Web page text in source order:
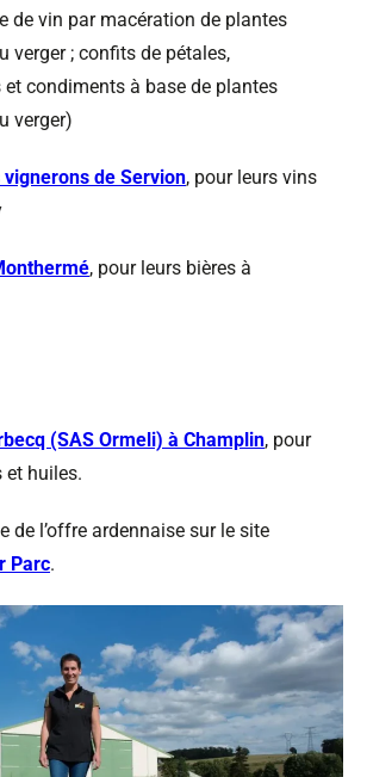
de vin par macération de plantes
verger ; confits de pétales,
condiments à base de plantes
verger)
vignerons de Servion, pour leurs vins
, pour leurs bières à
(SAS Ormeli) à Champlin, pour
et huiles.
de l’offre ardennaise sur le site
Parc.